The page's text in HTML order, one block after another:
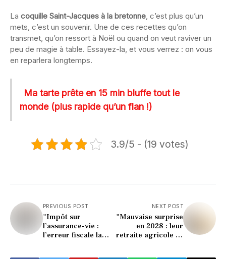
La coquille Saint-Jacques à la bretonne, c’est plus qu’un
mets, c’est un souvenir. Une de ces recettes qu’on
transmet, qu’on ressort à Noël ou quand on veut raviver un
peu de magie à table. Essayez-la, et vous verrez : on vous
en reparlera longtemps.
Ma tarte prête en 15 min bluffe tout le
monde (plus rapide qu’un flan !)
3.9/5 - (19 votes)
PREVIOUS POST
"Impôt sur
l’assurance-vie :
l’erreur fiscale la
NEXT POST
"Mauvaise surprise
en 2028 : leur
retraite agricole va